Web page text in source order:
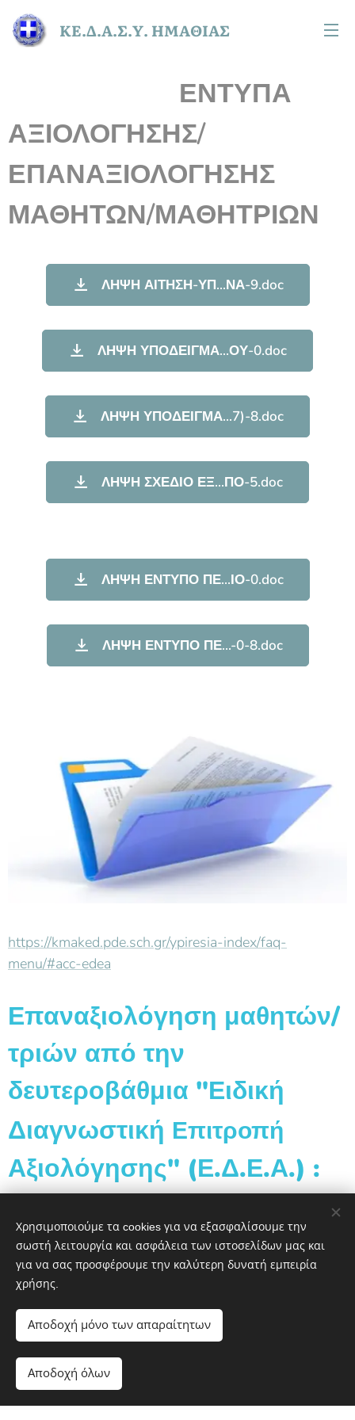
ΚΕ.Δ.Α.Σ.Υ. ΗΜΑΘΙΑΣ
ΕΝΤΥΠΑ
ΑΞΙΟΛΟΓΗΣΗΣ/
ΕΠΑΝΑΞΙΟΛΟΓΗΣΗΣ
ΜΑΘΗΤΩΝ/ΜΑΘΗΤΡΙΩΝ
ΛΗΨΗ ΑΙΤΗΣΗ-ΥΠ...ΝΑ-9.doc
ΛΗΨΗ ΥΠΟΔΕΙΓΜΑ...ΟΥ-0.doc
ΛΗΨΗ ΥΠΟΔΕΙΓΜΑ...7)-8.doc
ΛΗΨΗ ΣΧΕΔΙΟ ΕΞ...ΠΟ-5.doc
ΛΗΨΗ ΕΝΤΥΠΟ ΠΕ...ΙΟ-0.doc
ΛΗΨΗ ΕΝΤΥΠΟ ΠΕ...-0-8.doc
https://kmaked.pde.sch.gr/ypiresia-index/faq-
menu/#acc-edea
Επαναξιολόγηση μαθητών/
τριών από την
δευτεροβάθμια "Ειδική
Διαγνωστική Επιτροπή
Αξιολόγησης" (Ε.Δ.Ε.Α.) :
παραπάνω σύνδεσμο (link)
Υλοποιήθηκε από τη
Δημιουργήστε δωρεάν ιστοσελίδα!
Χρησιμοποιούμε τα cookies για να εξασφαλίσουμε την
σωστή λειτουργία και ασφάλεια των ιστοσελίδων μας και
για να σας προσφέρουμε την καλύτερη δυνατή εμπειρία
χρήσης.
Αποδοχή μόνο των απαραίτητων
Αποδοχή όλων